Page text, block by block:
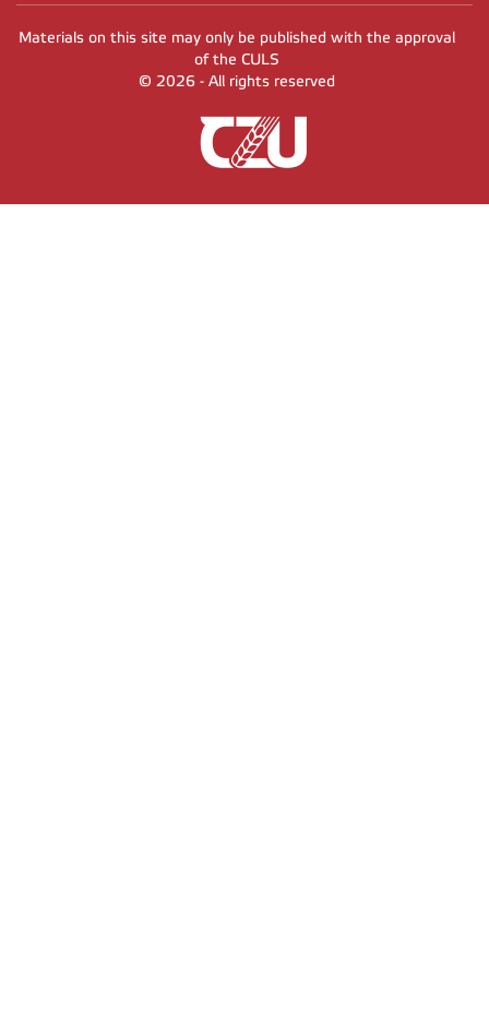
Materials on this site may only be published with the approval
of the CULS
© 2026 - All rights reserved